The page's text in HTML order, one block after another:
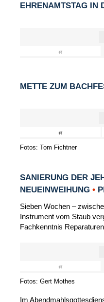
EHRENAMTSTAG IN
«
METTE ZUM
«
Fotos: Tom Fichtner
SANIERUNG DER
NEUEINWEIHUNG •
Sieben Wochen –
Instrument vom Staub
Fachkenntnis
«
Fotos: Gert Mothes
Im